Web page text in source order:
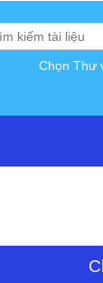
Chọn Thư